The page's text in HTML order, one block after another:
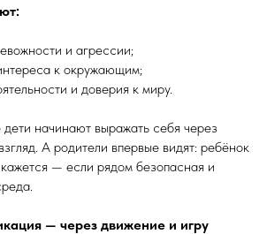
и агрессии;
к окружающим;
и доверия к миру.
начинают выражать себя через
А родители впервые видят: ребёнок
— если рядом безопасная и
— через движение и игру